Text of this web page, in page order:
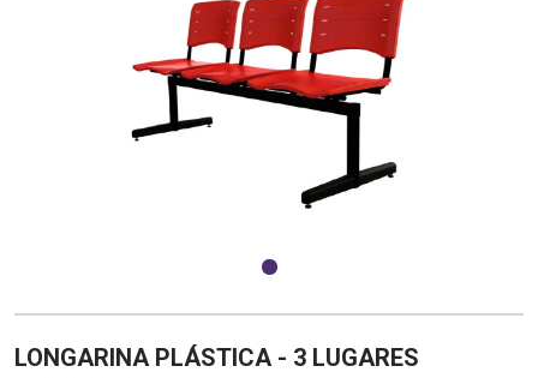
LONGARINA PLÁSTICA - 3 LUGARES